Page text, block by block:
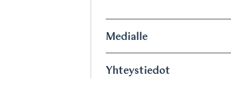
Medialle
Yhteystiedot